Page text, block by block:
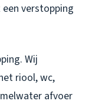
verstopping
Wij
riool, wc,
afvoer